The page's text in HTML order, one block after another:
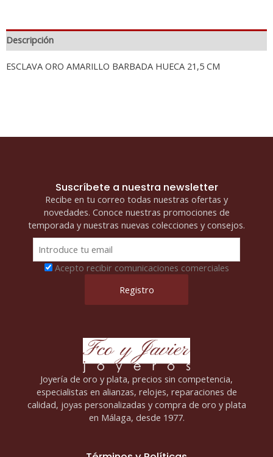
Descripción
ESCLAVA ORO AMARILLO BARBADA HUECA 21,5 CM
Suscríbete a nuestra newsletter
Recibe en tu correo todas nuestras ofertas y
novedades. Conoce nuestras promociones de
temporada y nuestras nuevas colecciones y consejos.
Acepto recibir comunicaciones comerciales
Joyería de oro y plata, precios sin competencia,
especialistas en alianzas, relojes, reparaciones de
calidad, joyas personalizadas y compra de oro y plata
en Málaga, desde 1977.